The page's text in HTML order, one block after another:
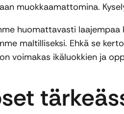
muokkaamattomina.
huomattavasti laajempaa
maltilliseksi. Ehkä se
voimakas ikäluokkien ja